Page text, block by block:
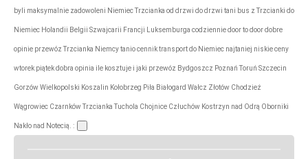
byli maksymalnie zadowoleni Niemiec Trzcianka od drzwi do drzwi tani bus z Trzcianki do
Niemiec Holandii Belgii Szwajcarii Francji Luksemburga codziennie door to door dobre
opinie przewóz Trzcianka Niemcy tanio cennik transport do Niemiec najtaniej niskie ceny
wtorek piątek dobra opinia ile kosztuje i jaki przewóz Bydgoszcz Poznań Toruń Szczecin
Gorzów Wielkopolski Koszalin Kołobrzeg Piła Białogard Wałcz Złotów Chodzież
Wągrowiec Czarnków Trzcianka Tuchola Chojnice Człuchów Kostrzyn nad Odrą Oborniki
Nakło nad Notecią. :